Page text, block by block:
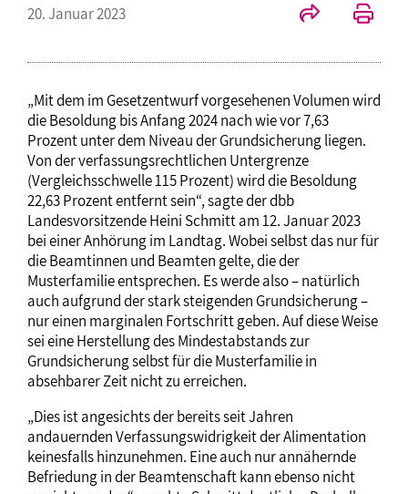
20. Januar 2023
„Mit dem im Gesetzentwurf vorgesehenen Volumen wird
die Besoldung bis Anfang 2024 nach wie vor 7,63
Prozent unter dem Niveau der Grundsicherung liegen.
Von der verfassungsrechtlichen Untergrenze
(Vergleichsschwelle 115 Prozent) wird die Besoldung
22,63 Prozent entfernt sein“, sagte der dbb
Landesvorsitzende Heini Schmitt am 12. Januar 2023
bei einer Anhörung im Landtag. Wobei selbst das nur für
die Beamtinnen und Beamten gelte, die der
Musterfamilie entsprechen. Es werde also – natürlich
auch aufgrund der stark steigenden Grundsicherung –
nur einen marginalen Fortschritt geben. Auf diese Weise
sei eine Herstellung des Mindestabstands zur
Grundsicherung selbst für die Musterfamilie in
absehbarer Zeit nicht zu erreichen.
„Dies ist angesichts der bereits seit Jahren
andauernden Verfassungswidrigkeit der Alimentation
keinesfalls hinzunehmen. Eine auch nur annähernde
Befriedung in der Beamtenschaft kann ebenso nicht